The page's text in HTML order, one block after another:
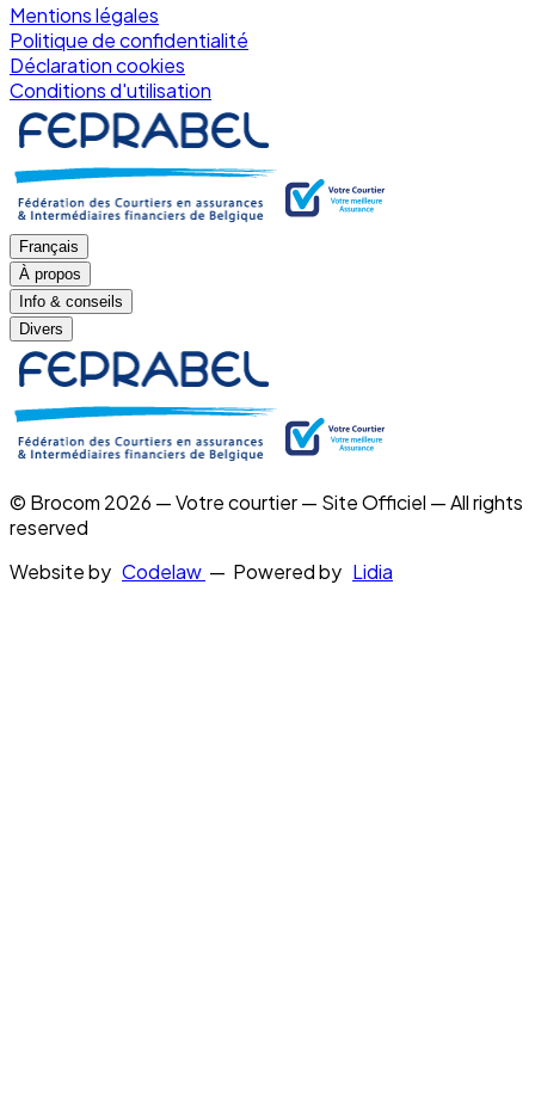
Mentions légales
Politique de confidentialité
Déclaration cookies
Conditions d'utilisation
Français
À propos
Info & conseils
Divers
© Brocom 2026 — Votre courtier — Site Officiel — All rights
reserved
Website by Codelaw — Powered by Lidia